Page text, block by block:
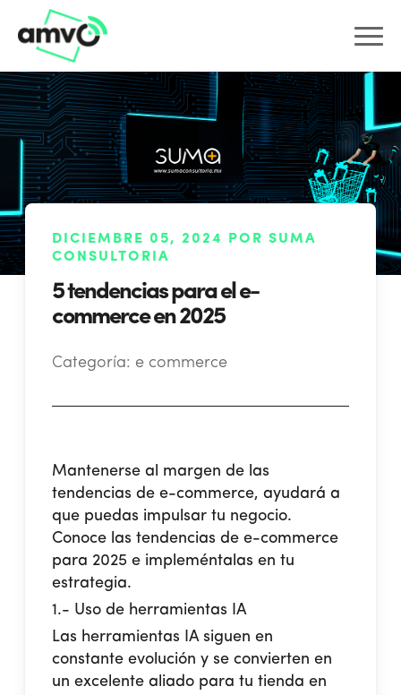
DICIEMBRE 05, 2024 POR SUMA
CONSULTORIA
5 tendencias para el e-
commerce en 2025
Categoría: e commerce
Mantenerse al margen de las
tendencias de e-commerce, ayudará a
que puedas impulsar tu negocio.
Conoce las tendencias de e-commerce
para 2025 e impleméntalas en tu
estrategia.
1.- Uso de herramientas IA
Las herramientas IA siguen en
constante evolución y se convierten en
un excelente aliado para tu tienda en